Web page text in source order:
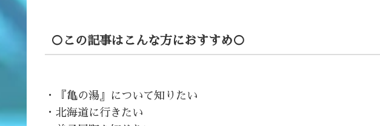
○この記事はこんな方におすすめ○
・『亀の湯』について知りたい
・北海道に行きたい